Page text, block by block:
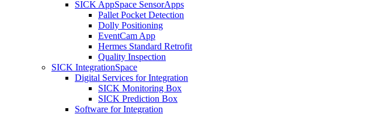
SICK AppSpace SensorApps
Pallet Pocket Detection
Dolly Positioning
EventCam App
Hermes Standard Retrofit
Quality Inspection
SICK IntegrationSpace
Digital Services for Integration
SICK Monitoring Box
SICK Prediction Box
Software for Integration